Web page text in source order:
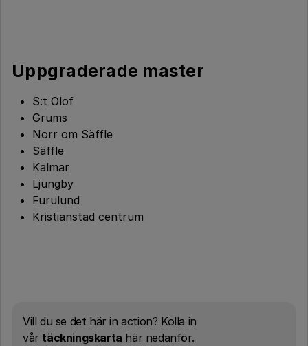
Uppgraderade master
S:t Olof
Grums
Norr om Säffle
Säffle
Kalmar
Ljungby
Furulund
Kristianstad centrum
Vill du se det här in action? Kolla in
vår täckningskarta här nedanför.